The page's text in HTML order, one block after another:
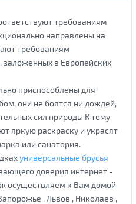
требованиям
направлены на
требованиям
заложенных в Европейских
приспособлены для
они не боятся ни дождей,
сил природы.К тому
яркую раскраску и украсят
или санатория.
универсальные брусья
доверия интернет -
осуществляем к Вам домой
, Львов , Николаев ,